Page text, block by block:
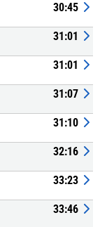
30:45
31:01
31:01
31:07
31:10
32:16
33:23
33:46